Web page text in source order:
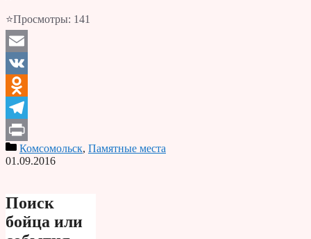
⭐Просмотры: 141
Email
VK
Odnoklassniki
Telegram
PrintКомсомольск, Памятные места
01.09.2016
Поиск
бойца или